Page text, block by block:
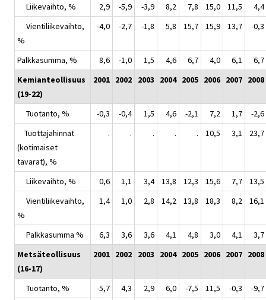
Liikevaihto, %
2,9 -5,9 -3,9 8,2 7,8 15,0 11,5
4,4
Vientiliikevaihto,
%
-4,0 -2,7 -1,8 5,8 15,7 15,9 13,7 -0,3
Palkkasumma, % 8,6 -1,0 1,5 4,6 6,7 4,0 6,1
6,7
Kemianteollisuus
(19-22)
2001 2002 2003 2004 2005 2006 2007 2008
Tuotanto, % -0,3 -0,4 1,5 4,6 -2,1 7,2 1,7
-2,6
Tuottajahinnat
(kotimaiset
tavarat), %
. . . . . 10,5 3,1 23,7
Liikevaihto, % 0,6 1,1 3,4 13,8 12,3 15,6 7,7
13,5
Vientiliikevaihto,
%
1,4 1,0 2,8 14,2 13,8 18,3 8,2 16,1
Palkkasumma % 6,3 3,6 3,6 4,1 4,8 3,0 4,1
3,7
Metsäteollisuus
(16-17)
2001 2002 2003 2004 2005 2006 2007 2008
Tuotanto, % -5,7 4,3 2,9 6,0 -7,5 11,5 -0,3 -9,7